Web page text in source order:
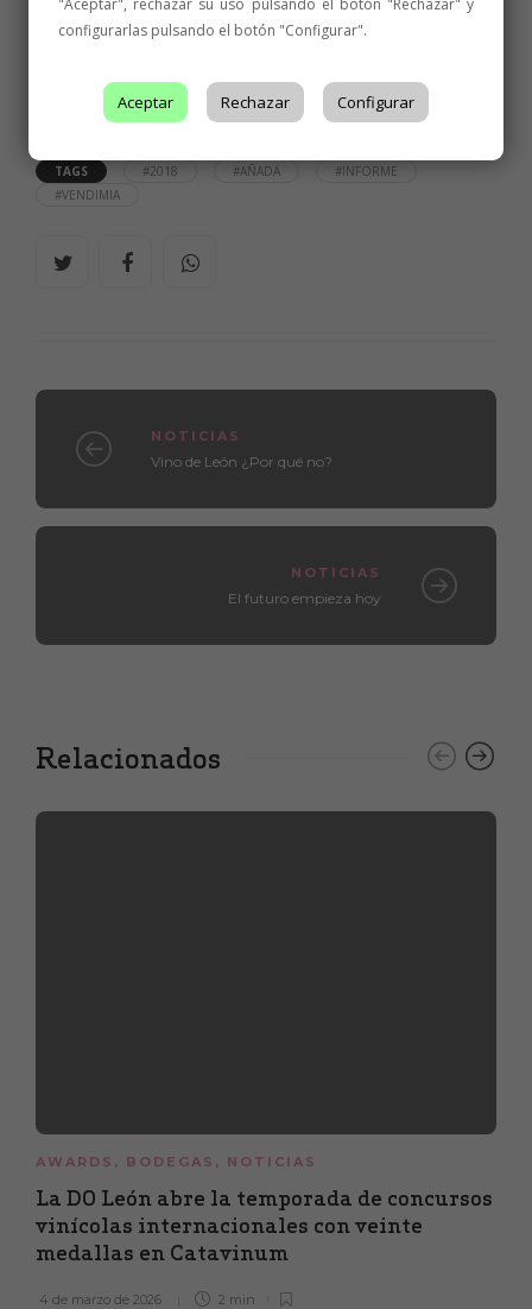
posibilidades enológicas, tanto en el caso de los vinos
también con excelentes parámetros de alcohol, acidez y
TAGS #2018 #AÑADA
#INFORME
#VENDIMIA
NOTICIAS
Vino de León ¿Por qué no?
NOTICIAS
El futuro empieza hoy
Relacionados
AWARDS , BODEGAS , NOTICIAS
La DO León abre la temporada de concursos
vinícolas internacionales con veinte
medallas en Catavinum
4 de marzo de 2026 2 min
configurarlas pulsando el botón "Configurar".
Aceptar Rechazar Configurar